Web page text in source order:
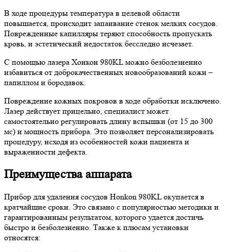
В ходе процедуры температура в целевой области
повышается, происходит запаивание стенок мелких сосудов.
Поврежденные капилляры теряют способность пропускать
кровь, и эстетический недостаток бесследно исчезает.
С помощью лазера Хонкон 980KL можно безболезненно
избавиться от доброкачественных новообразований кожи –
папиллом и бородавок.
Повреждение кожных покровов в ходе обработки исключено.
Лазер действует прицельно, специалист может
самостоятельно регулировать длину вспышки (от 15 до 300
мс) и мощность прибора. Это позволяет персонализировать
процедуру, исходя из особенностей кожи пациента и
выраженности дефекта.
Преимущества аппарата
Прибор для удаления сосудов Honkon 980KL окупается в
кратчайшие сроки. Это связано с популярностью методики и
гарантированным результатом, которого удается достичь
быстро и безболезненно. Также к плюсам установки
относятся: